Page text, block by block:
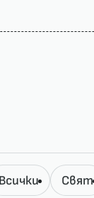
Всички Свят